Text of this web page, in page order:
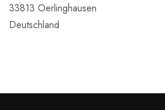
33813 Oerlinghausen
Deutschland